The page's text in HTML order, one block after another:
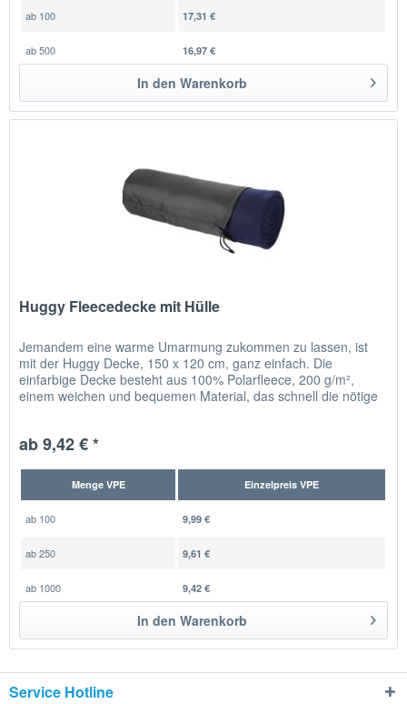
ab 100 17,31 €
ab500 16,97 €
In den Warenkorb
Huggy Fleecedecke mit Hülle
Jemandem eine warme Umarmung zukommen zu lassen, ist
mit der Huggy Decke, 150 x 120 cm, ganz einfach. Die
einfarbige Decke besteht aus 100% Polarfleece, 200 g/m²,
einem weichen und bequemen Material, das schnell die nötige
ab 9,42 € *
Menge VPE Einzelpreis VPE
ab 100 9,99 €
ab250 9,61 €
ab 1000 9,42 €
In den Warenkorb
Service Hotline